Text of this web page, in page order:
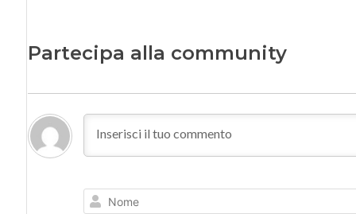
Partecipa alla community